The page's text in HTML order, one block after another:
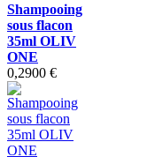
Shampooing
sous flacon
35ml OLIV
ONE
0,2900 €